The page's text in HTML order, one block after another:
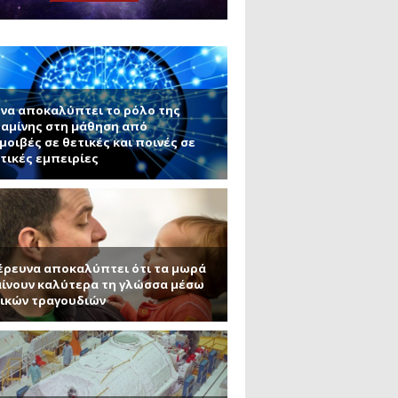
εφαρμογές τους (Μέρος 2)
και πυριτένιο (Μέρος
ΜΙΤ)
ΑΠΘ)
αποκαλύπτει το ρόλο της
στη μάθηση από
σε θετικές και ποινές σε
εμπειρίες
αποκαλύπτει ότι τα μωρά
καλύτερα τη γλώσσα μέσω
τραγουδιών